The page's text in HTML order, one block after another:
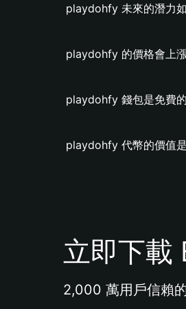
playdohfy 未來的潛力
playdohfy 的價格會上
playdohfy 錢包是免費
playdohfy 代幣的價值
立即下載
2,000 萬用戶信賴